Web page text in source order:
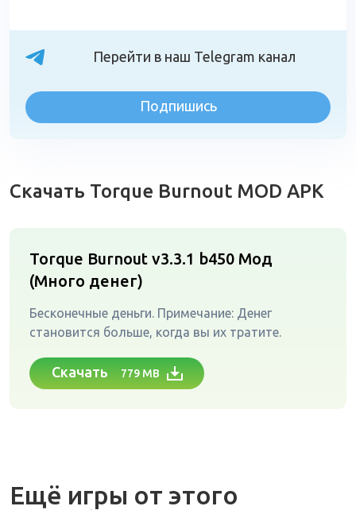
Перейти в наш Telegram канал
Подпишись
Скачать Torque Burnout MOD APK
Torque Burnout v3.3.1 b450 Мод
(Много денег)
Бесконечные деньги. Примечание: Денег
становится больше, когда вы их тратите.
Скачать 779 MB
Ещё игры от этого